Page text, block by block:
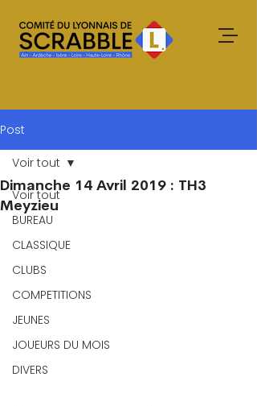
Post
Voir tout
BUREAU
CLASSIQUE
CLUBS
COMPETITIONS
JEUNES
JOUEURS DU MOIS
DIVERS
Voir tout
Dimanche 14 Avril 2019 : TH3
Meyzieu